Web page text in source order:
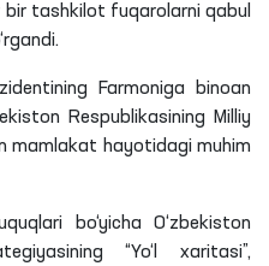
bir tashkilot fuqarolarni qabul
Farmoniga binoan
Respublikasining Milliy
mamlakat hayotidagi muhim
bo‘yicha O‘zbekiston
“Yo‘l xaritasi”,